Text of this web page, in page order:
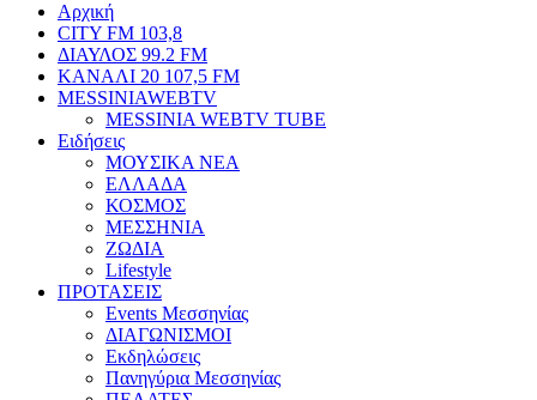
Αρχική
CITY FM 103,8
ΔΙΑΥΛΟΣ 99.2 FM
ΚΑΝΑΛΙ 20 107,5 FM
MESSINIAWEBTV
MESSINIA WEBTV TUBE
Eιδήσεις
ΜΟΥΣΙΚΑ ΝΕΑ
ΕΛΛΑΔΑ
ΚΟΣΜΟΣ
ΜΕΣΣΗΝΙΑ
ΖΩΔΙΑ
Lifestyle
ΠΡΟΤΑΣΕΙΣ
Events Μεσσηνίας
ΔΙΑΓΩΝΙΣΜΟΙ
Εκδηλώσεις
Πανηγύρια Μεσσηνίας